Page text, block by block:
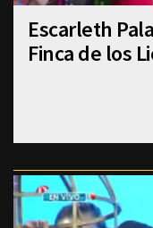
Escarleth
Finca de los